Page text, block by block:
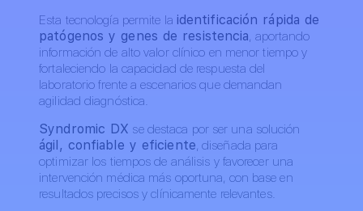
Esta tecnología permite la identificación rápida de
patógenos y genes de resistencia, aportando
información de alto valor clínico en menor tiempo y
fortaleciendo la capacidad de respuesta del
laboratorio frente a escenarios que demandan
agilidad diagnóstica.
Syndromic DX se destaca por ser una solución
ágil, confiable y eficiente, diseñada para
optimizar los tiempos de análisis y favorecer una
intervención médica más oportuna, con base en
resultados precisos y clínicamente relevantes.